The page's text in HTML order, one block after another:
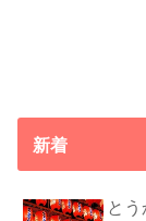
新着
と